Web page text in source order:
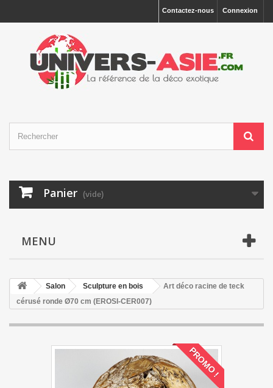
Connexion
Contactez-nous
Panier (vide)
MENU
Salon Sculpture en bois
Art déco racine de teck
cérusé ronde Ø70 cm (EROSI-CER007)
PROMO !